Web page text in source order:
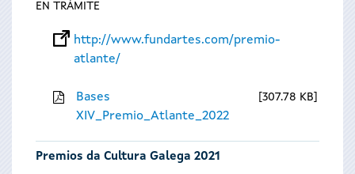
EN TRÁMITE
http://www.fundartes.com/premio-
atlante/
Bases
XIV_Premio_Atlante_2022
307.78 KB
Premios da Cultura Galega 2021